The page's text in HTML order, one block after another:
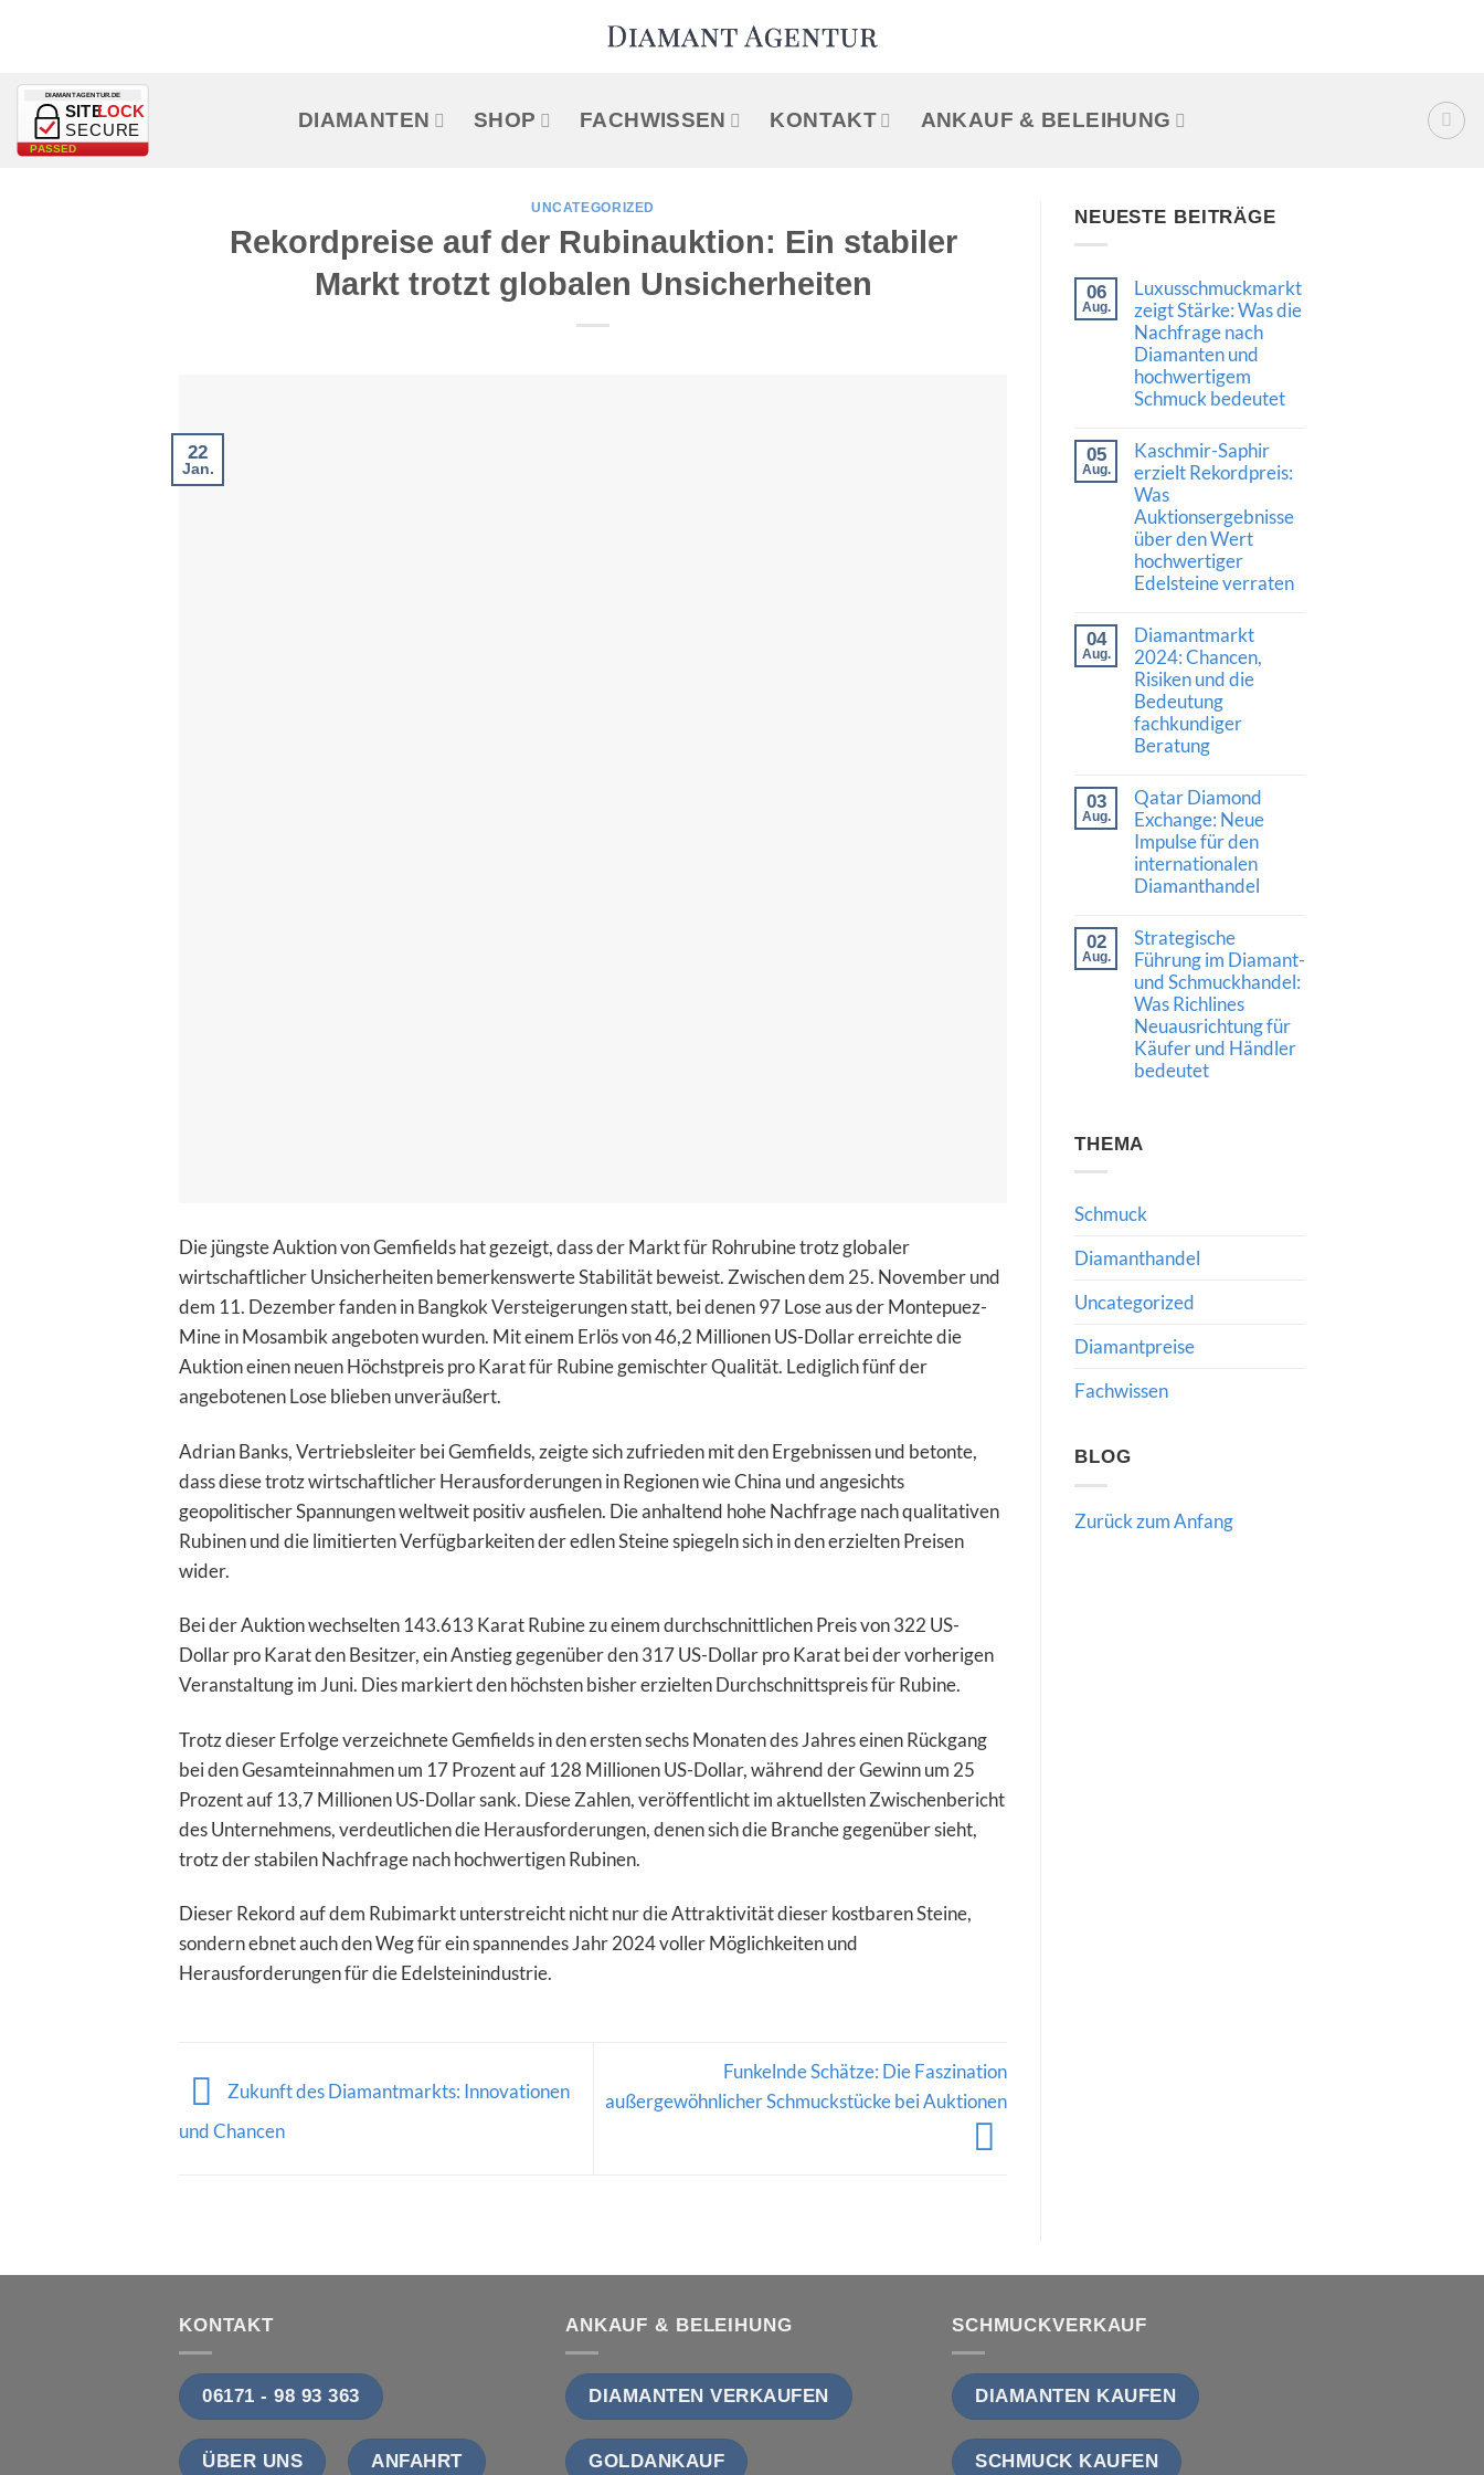
DIAMANTAGENTUR.DE
SITELOCK
SECURE
PASSED
DIAMANTEN SHOP FACHWISSEN KONTAKT ANKAUF & BELEIHUNG
UNCATEGORIZED
Rekordpreise auf der Rubinauktion: Ein stabiler
Markt trotzt globalen Unsicherheiten
22
Jan.
Die jüngste Auktion von Gemfields hat gezeigt, dass der Markt für Rohrubine trotz globaler
wirtschaftlicher Unsicherheiten bemerkenswerte Stabilität beweist. Zwischen dem 25. November und
dem 11. Dezember fanden in Bangkok Versteigerungen statt, bei denen 97 Lose aus der Montepuez-
Mine in Mosambik angeboten wurden. Mit einem Erlös von 46,2 Millionen US-Dollar erreichte die
Auktion einen neuen Höchstpreis pro Karat für Rubine gemischter Qualität. Lediglich fünf der
angebotenen Lose blieben unveräußert.
Adrian Banks, Vertriebsleiter bei Gemfields, zeigte sich zufrieden mit den Ergebnissen und betonte,
dass diese trotz wirtschaftlicher Herausforderungen in Regionen wie China und angesichts
geopolitischer Spannungen weltweit positiv ausfielen. Die anhaltend hohe Nachfrage nach qualitativen
Rubinen und die limitierten Verfügbarkeiten der edlen Steine spiegeln sich in den erzielten Preisen
wider.
Bei der Auktion wechselten 143.613 Karat Rubine zu einem durchschnittlichen Preis von 322 US-
Dollar pro Karat den Besitzer, ein Anstieg gegenüber den 317 US-Dollar pro Karat bei der vorherigen
Veranstaltung im Juni. Dies markiert den höchsten bisher erzielten Durchschnittspreis für Rubine.
Trotz dieser Erfolge verzeichnete Gemfields in den ersten sechs Monaten des Jahres einen Rückgang
bei den Gesamteinnahmen um 17 Prozent auf 128 Millionen US-Dollar, während der Gewinn um 25
Prozent auf 13,7 Millionen US-Dollar sank. Diese Zahlen, veröffentlicht im aktuellsten Zwischenbericht
des Unternehmens, verdeutlichen die Herausforderungen, denen sich die Branche gegenüber sieht,
trotz der stabilen Nachfrage nach hochwertigen Rubinen.
Dieser Rekord auf dem Rubimarkt unterstreicht nicht nur die Attraktivität dieser kostbaren Steine,
sondern ebnet auch den Weg für ein spannendes Jahr 2024 voller Möglichkeiten und
Herausforderungen für die Edelsteinindustrie.
Zukunft des Diamantmarkts: Innovationen
und Chancen
Funkelnde Schätze: Die Faszination
außergewöhnlicher Schmuckstücke bei Auktionen
NEUESTE BEITRÄGE
06
Aug.
Luxusschmuckmarkt
zeigt Stärke: Was die
Nachfrage nach
Diamanten und
hochwertigem
Schmuck bedeutet
zu
Luxusschmuckmarkt
zeigt
Stärke:
Was
die
Nachfrage
nach
Diamanten
und
bedeutet
05
Aug.
Kaschmir-Saphir
erzielt Rekordpreis:
Was
Auktionsergebnisse
über den Wert
hochwertiger
Edelsteine verraten
zu
Kaschmir-
Saphir
erzielt
Rekordpreis:
Was
Auktionsergebnisse
über
hochwertiger
Edelsteine
verraten
04
Aug.
Diamantmarkt
2024: Chancen,
Risiken und die
Bedeutung
fachkundiger
Beratung
zu
Diamantmarkt
2024:
Chancen,
Risiken
und
die
Beratung
03
Aug.
Qatar Diamond
Exchange: Neue
Impulse für den
internationalen
Diamanthandel
zu
Qatar
Diamond
Exchange:
Neue
Impulse
für
den
internationalen
Diamanthandel
02
Aug.
Strategische
Führung im Diamant-
und Schmuckhandel:
Was Richlines
Neuausrichtung für
Käufer und Händler
bedeutet
Strategische
Führung
Schmuckhandel:
Richlines
Neuausrichtung
Käufer
und
bedeutet
THEMA
Schmuck
Diamanthandel
Uncategorized
Diamantpreise
Fachwissen
BLOG
Zurück zum Anfang
KONTAKT
06171 - 98 93 363
ÜBER UNS ANFAHRT
ANKAUF & BELEIHUNG
DIAMANTEN VERKAUFEN
GOLDANKAUF
SCHMUCKVERKAUF
DIAMANTEN KAUFEN
SCHMUCK KAUFEN